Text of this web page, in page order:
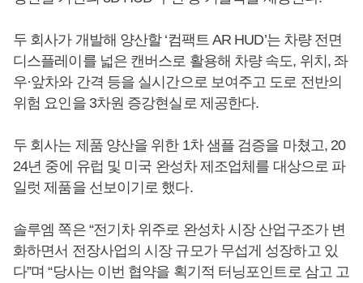
두 회사가 개발해 양산할 ‘컴팩트 AR HUD’는 차량 전면
디스플레이를 넓은 캔버스로 활용해 차량 속도, 위치, 좌
우·앞차와 간격 등을 실시간으로 보여주고 도로 전반의
위험 요인을 3차원 증강현실로 제공한다.
두 회사는 제품 양산을 위한 1차 샘플 검증을 마쳤고, 20
24년 중에 유럽 및 미국 완성차 제조업체를 대상으로 파
일럿 제품을 선보이기로 했다.
솔루엠 쪽은 “전기차 위주로 완성차 시장 산업구조가 변
화하면서 전장사업의 시장 규모가 무섭게 성장하고 있
다”며 “당사는 이번 협약을 획기적 터닝포인트로 삼고 고